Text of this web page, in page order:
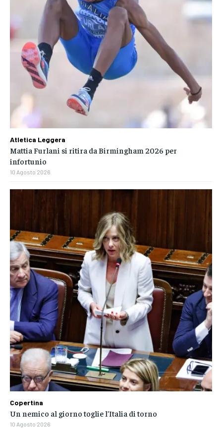
Atletica Leggera
Mattia Furlani si ritira da Birmingham 2026 per
infortunio
10 Agosto 2026
Copertina
Un nemico al giorno toglie l’Italia di torno
10 Agosto 2026